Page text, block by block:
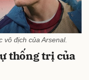
vô địch của Arsenal.
thống trị của